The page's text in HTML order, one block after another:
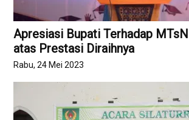
Apresiasi Bupati Terhadap
atas Prestasi Diraihnya
Rabu, 24 Mei 2023